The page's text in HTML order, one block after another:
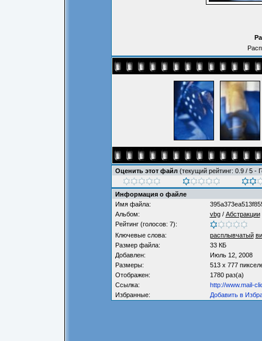
Оценить этот файл (текущий рейтинг: 0.9 / 5 -
Информация о файле
Имя файла:
Альбом:
vbg/ Абстракции
Рейтинг (голосов: 7):
Ключевые слова:
расплывчатый
Размер файла:
33 КБ
Добавлен:
Июль 12, 2008
Размеры:
513 x 777
Отображен:
1780 раз(а)
Ссылка:
http://www.mail-
Избранные:
Добавить в